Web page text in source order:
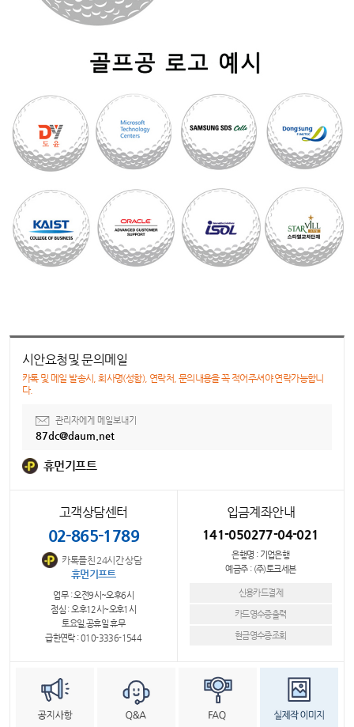
시안요청및 문의메일
카톡 및 메일 발송시, 회사명(성함), 연락처, 문의내용을 꼭 적어주셔야 연락가능합니
다.
관리자에게 메일보내기
87dc@daum.net
휴먼기프트
고객상담센터
02-865-1789
카톡플친 24시간 상담
휴먼기프트
업무 : 오전9시~오후6시
점심 : 오후12시~오후1시
토요일,공휴일 휴무
급한연락 : 010-3336-1544
입금계좌안내
141-050277-04-021
은행명 : 기업은행
예금주 : (주)토크세븐
신용카드결제
카드영수증출력
현금영수증조회